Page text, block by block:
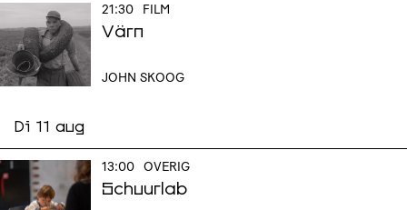
21:30 FILM
Värn
JOHN SKOOG
Di 11 aug
13:00 OVERIG
Schuurlab